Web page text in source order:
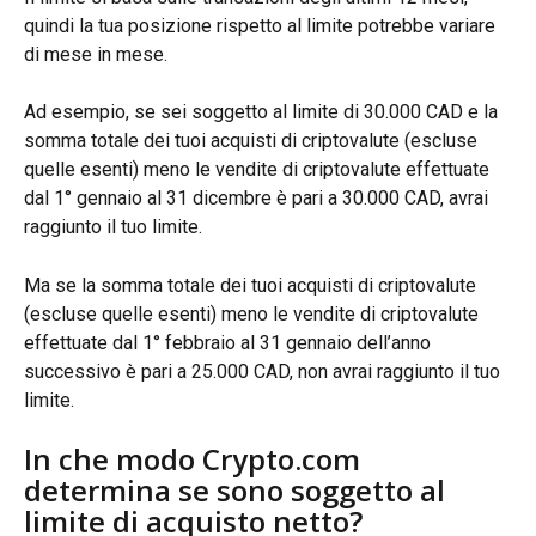
quindi la tua posizione rispetto al limite potrebbe variare
di mese in mese.
Ad esempio, se sei soggetto al limite di 30.000 CAD e la
somma totale dei tuoi acquisti di criptovalute (escluse
quelle esenti) meno le vendite di criptovalute effettuate
dal 1° gennaio al 31 dicembre è pari a 30.000 CAD, avrai
raggiunto il tuo limite.
Ma se la somma totale dei tuoi acquisti di criptovalute
(escluse quelle esenti) meno le vendite di criptovalute
effettuate dal 1° febbraio al 31 gennaio dell’anno
successivo è pari a 25.000 CAD, non avrai raggiunto il tuo
limite.
In che modo Crypto.com
determina se sono soggetto al
limite di acquisto netto?